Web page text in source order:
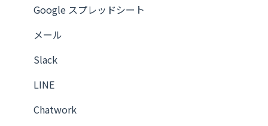
Google スプレッドシート
メール
Slack
LINE
Chatwork